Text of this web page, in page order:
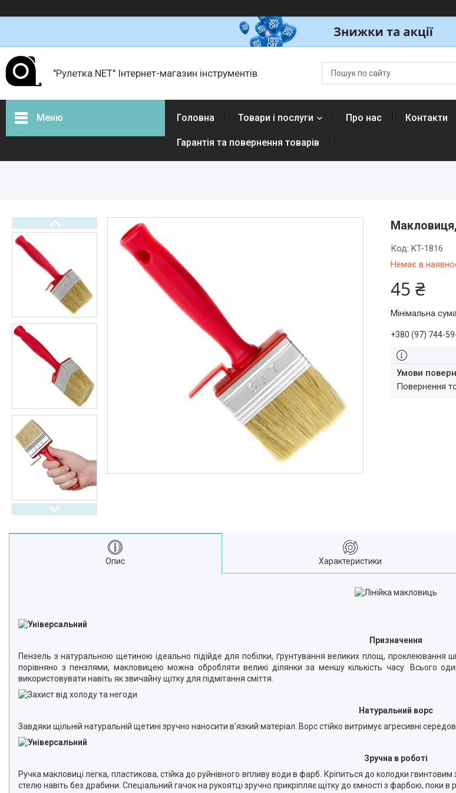
"Рулетка.NET" Інтернет-магазин інструментів
Меню Головна Товари і послуги Про нас Контакти
Гарантія та повернення товарів
Немає в
Код: KT-1816
45 ₴
Мінімальна
+380 (97) 744-
повернення
Опис Характеристики
Призначення
Пензель з натуральною щетиною ідеально підійде для побілки, ґрунтування великих площ,
порівняно з пензлями, макловицею можна обробляти великі ділянки за меншу кількість часу. Всього
використовувати навіть як звичайну щітку для підмітання сміття.
Натуральний ворс
Завдяки щільній натуральній щетині зручно наносити в'язкий матеріал. Ворс стійко витримує агресивні
Зручна в роботі
Ручка макловиці легка, пластикова, стійка до руйнівного впливу води в фарб. Кріпиться до колодки
стелю навіть без драбини. Спеціальний гачок на рукоятці зручно прикріпляє щітку до ємності з фарбою, поки в